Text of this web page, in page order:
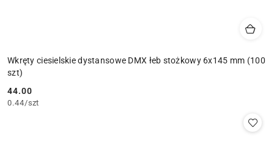
Wkręty ciesielskie dystansowe DMX łeb stożkowy 6x145 mm (100
szt)
Cena:
44.00
0.44/szt